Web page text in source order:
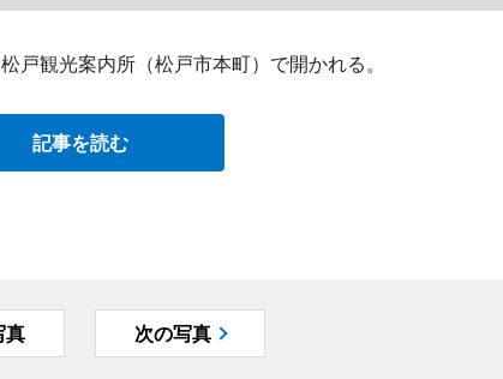
観光案内所（松戸市本町）で開かれる。
記事を読む
真 次の写真